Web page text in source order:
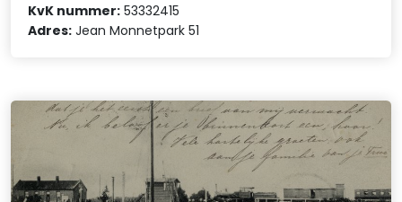
KvK nummer: 53332415
Adres: Jean Monnetpark 51